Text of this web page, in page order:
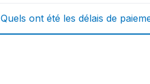
Quels ont été les délais de